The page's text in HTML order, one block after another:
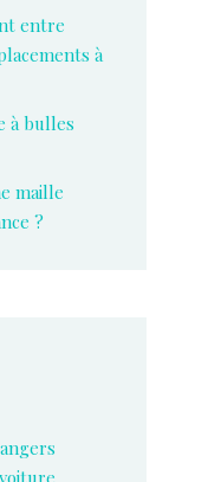
entre
à
à bulles
maille
?